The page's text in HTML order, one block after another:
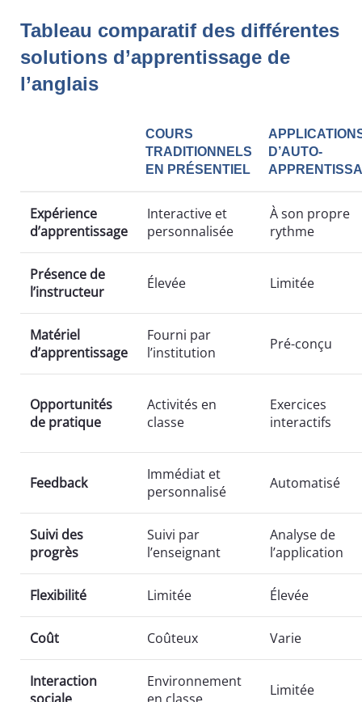
Tableau comparatif des différentes
solutions d’apprentissage de
l’anglais
COURS
TRADITIONNELS
EN PRÉSENTIEL
D’AUTO-
Expérience
d’apprentissage
Interactive et
personnalisée
À son propre
rythme
Présence de
l’instructeur
Élevée Limitée
Matériel
d’apprentissage
Fourni par
l’institution
Pré-conçu
Opportunités
de pratique
Activités en
classe
Exercices
interactifs
Feedback
Immédiat et
personnalisé
Automatisé
Suivi des
progrès
Suivi par
l’enseignant
Analyse de
l’application
Flexibilité Limitée Élevée
Coût Coûteux Varie
Interaction
Environnement
Limitée